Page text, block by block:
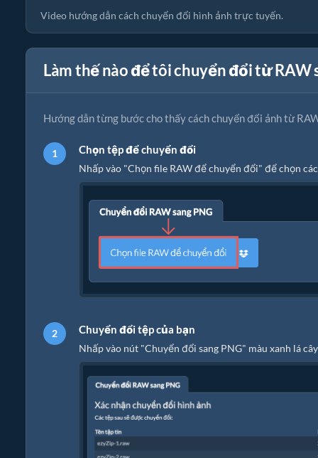
Video hướng dẫn cách chuyển đổi hình ảnh trực tuyến.
Làm thế nào để tôi chuyển đổi từ RAW
Hướng dẫn từng bước cho thấy cách chuyển đổi ảnh từ
Chọn tệp để chuyển đổi
Nhấp vào "Chọn file RAW để chuyển đổi" để chọn
Chuyển đổi tệp của bạn
Nhấp vào nút "Chuyển đổi sang PNG" màu xanh lá